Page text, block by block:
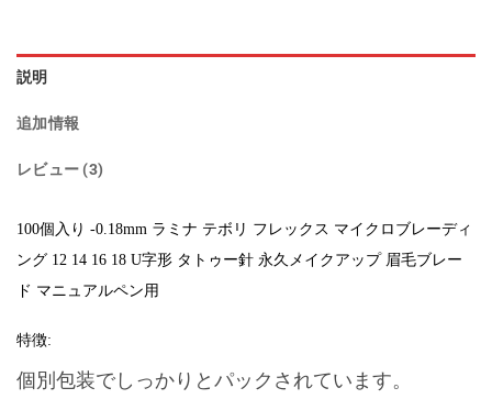
説明
追加情報
レビュー (3)
100個入り -0.18mm ラミナ テボリ フレックス マイクロブレーディ
ング 12 14 16 18 U字形 タトゥー針 永久メイクアップ 眉毛ブレー
ド マニュアルペン用
特徴:
個別包装でしっかりとパックされています。